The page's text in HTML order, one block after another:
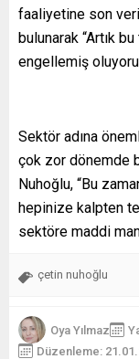
faaliyetine son
bulunarak “Artık
engellemiş
Sektör adına
çok zor dönemde
Nuhoğlu, “Bu
hepinize kalpten
sektöre maddi
çetin nuhoğlu
Oya Yılmaz
Düzenleme: